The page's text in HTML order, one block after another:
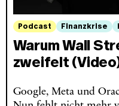
Podcast Finanzkrise
Warum Wall
zweifelt
Google, Meta und